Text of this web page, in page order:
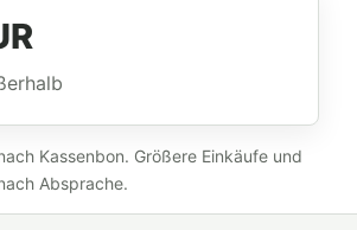
Kassenbon. Größere Einkäufe und
Absprache.